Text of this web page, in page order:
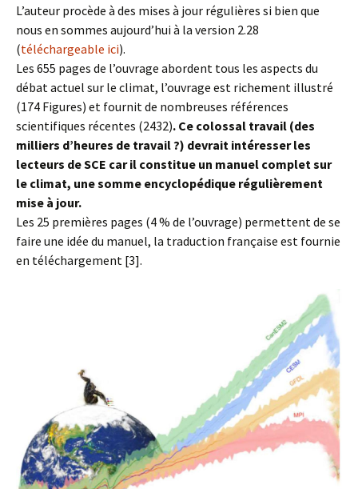
L’auteur procède à des mises à jour régulières si bien que
nous en sommes aujourd’hui à la version 2.28
(téléchargeable ici).
Les 655 pages de l’ouvrage abordent tous les aspects du
débat actuel sur le climat, l’ouvrage est richement illustré
(174 Figures) et fournit de nombreuses références
scientifiques récentes (2432). Ce colossal travail (des
milliers d’heures de travail ?) devrait intéresser les
lecteurs de SCE car il constitue un manuel complet sur
le climat, une somme encyclopédique régulièrement
mise à jour.
Les 25 premières pages (4 % de l’ouvrage) permettent de se
faire une idée du manuel, la traduction française est fournie
en téléchargement [3].